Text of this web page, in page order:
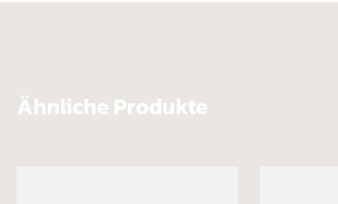
Ähnliche Produkte